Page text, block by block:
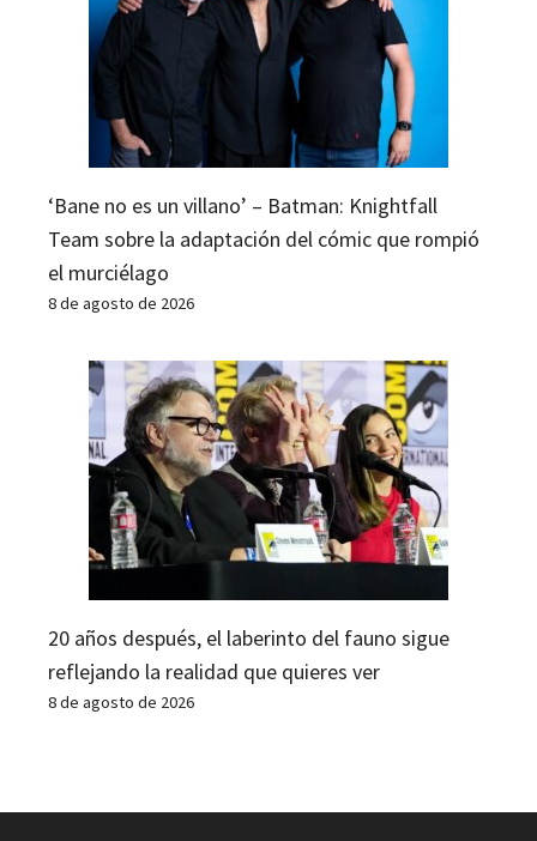
‘Bane no es un villano’ – Batman: Knightfall
Team sobre la adaptación del cómic que rompió
el murciélago
8 de agosto de 2026
20 años después, el laberinto del fauno sigue
reflejando la realidad que quieres ver
8 de agosto de 2026